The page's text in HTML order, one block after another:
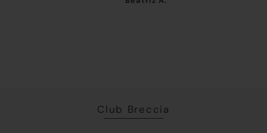
primera vez que compro
Club Breccia